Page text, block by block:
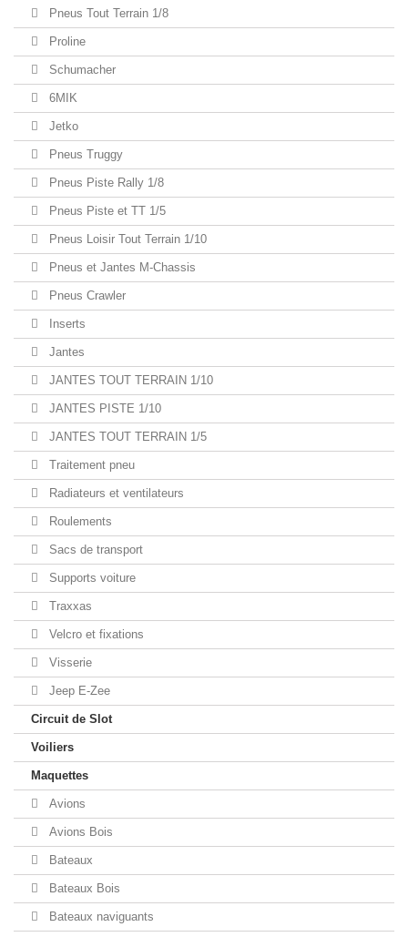
Pneus Tout Terrain 1/8
Proline
Schumacher
6MIK
Jetko
Pneus Truggy
Pneus Piste Rally 1/8
Pneus Piste et TT 1/5
Pneus Loisir Tout Terrain 1/10
Pneus et Jantes M-Chassis
Pneus Crawler
Inserts
Jantes
JANTES TOUT TERRAIN 1/10
JANTES PISTE 1/10
JANTES TOUT TERRAIN 1/5
Traitement pneu
Radiateurs et ventilateurs
Roulements
Sacs de transport
Supports voiture
Traxxas
Velcro et fixations
Visserie
Jeep E-Zee
Circuit de Slot
Voiliers
Maquettes
Avions
Avions Bois
Bateaux
Bateaux Bois
Bateaux naviguants